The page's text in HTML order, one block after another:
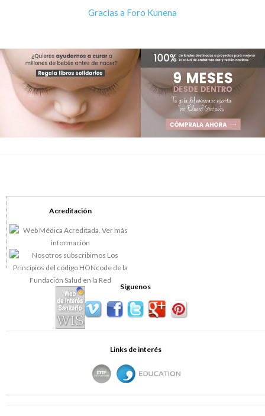
Gracias a Foro Kunena
Acreditación
Síguenos
Links de interés